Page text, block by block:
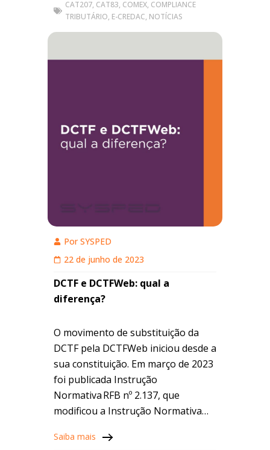
CAT207, CAT83, COMEX, COMPLIANCE
TRIBUTÁRIO, E-CREDAC, NOTÍCIAS
PorSYSPED
22 de junho de 2023
DCTF e DCTFWeb: qual a
diferença?
O movimento de substituição da
DCTF pela DCTFWeb iniciou desde a
sua constituição. Em março de 2023
foi publicada Instrução
Normativa RFB nº 2.137, que
modificou a Instrução Normativa
prorrogar para o mês de janeiro
Saiba mais